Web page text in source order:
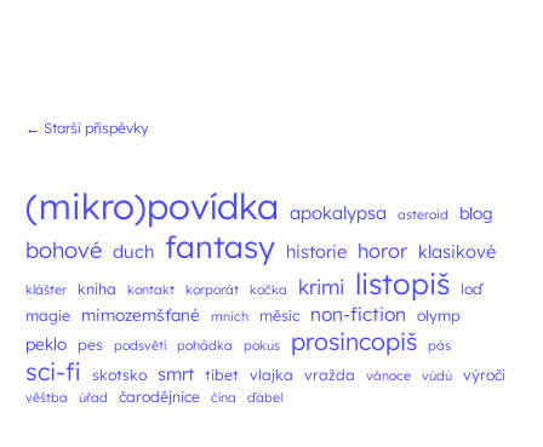
← Starší příspěvky
(mikro)povídka apokalypsa asteroid blog
bohové duch fantasy historie horor klasikové
klášter kniha kontakt korporát kočka krimi listopiš
loď
magie
mimozemšťané mnich měsíc non-fiction olymp
peklo pes podsvětí pohádka pokus prosincopiš pás
sci-fi skotsko smrt tibet vlajka vražda vánoce vúdú výročí
věštba úřad čarodějnice čína ďábel